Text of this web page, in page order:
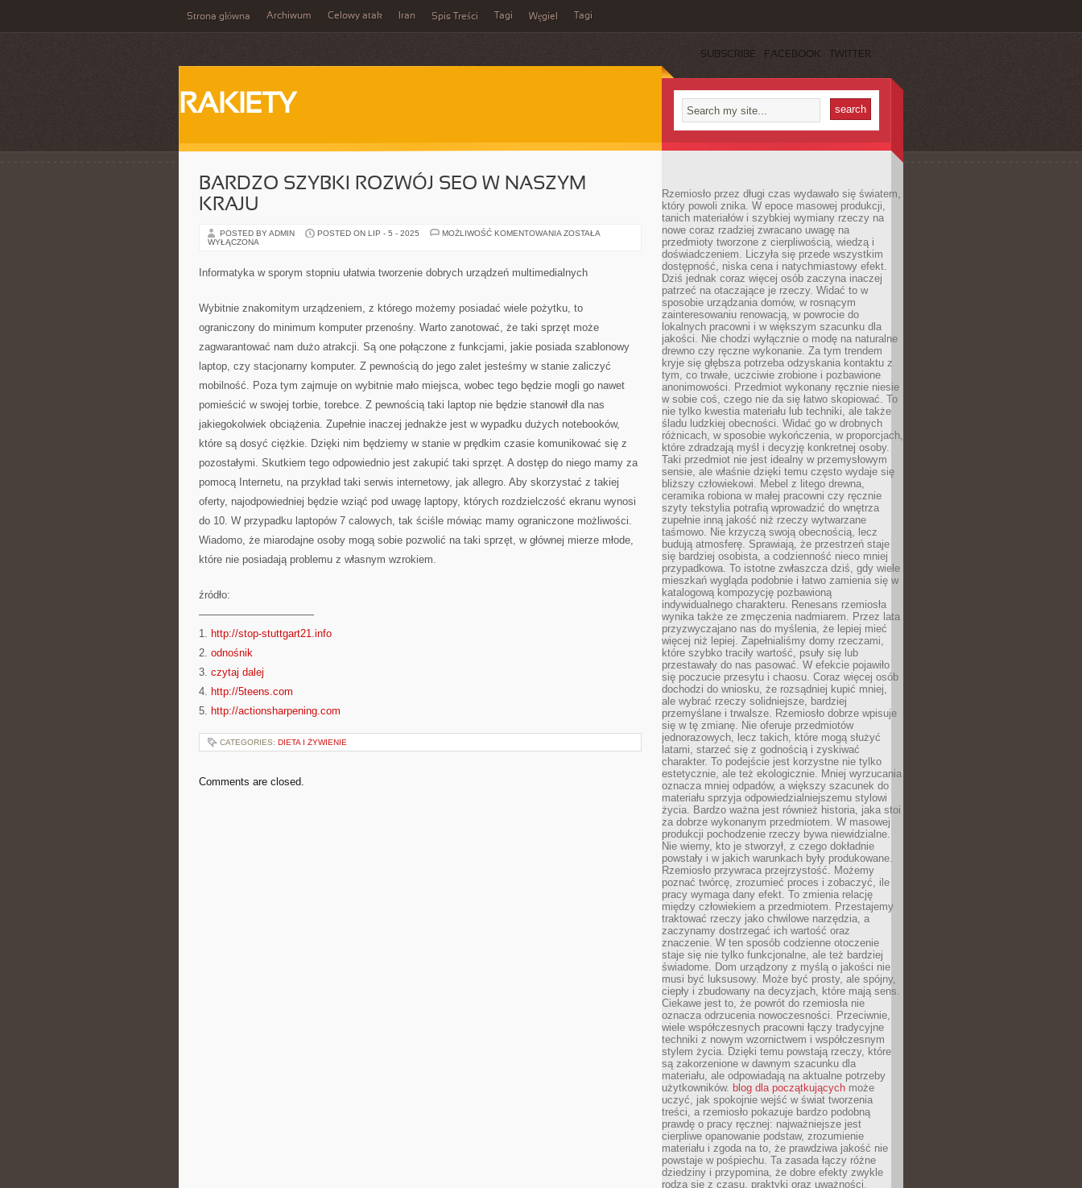
Strona główna Archiwum Celowy atak Iran Spis Treści Tagi Węgiel Tagi
SUBSCRIBE FACEBOOK TWITTER
RAKIETY
BARDZO SZYBKI ROZWÓJ SEO W NASZYM
KRAJU
POSTED BY ADMIN POSTED ON LIP - 5 - 2025 MOŻLIWOŚĆ KOMENTOWANIA BARDZO
W
NASZYM
ZOSTAŁA
WYŁĄCZONA
Informatyka w sporym stopniu ułatwia tworzenie dobrych urządzeń multimedialnych
Wybitnie znakomitym urządzeniem, z którego możemy posiadać wiele pożytku, to
ograniczony do minimum komputer przenośny. Warto zanotować, że taki sprzęt może
zagwarantować nam dużo atrakcji. Są one połączone z funkcjami, jakie posiada szablonowy
laptop, czy stacjonarny komputer. Z pewnością do jego zalet jesteśmy w stanie zaliczyć
mobilność. Poza tym zajmuje on wybitnie mało miejsca, wobec tego będzie mogli go nawet
pomieścić w swojej torbie, torebce. Z pewnością taki laptop nie będzie stanowił dla nas
jakiegokolwiek obciążenia. Zupełnie inaczej jednakże jest w wypadku dużych notebooków,
które są dosyć ciężkie. Dzięki nim będziemy w stanie w prędkim czasie komunikować się z
pozostałymi. Skutkiem tego odpowiednio jest zakupić taki sprzęt. A dostęp do niego mamy za
pomocą Internetu, na przykład taki serwis internetowy, jak allegro. Aby skorzystać z takiej
oferty, najodpowiedniej będzie wziąć pod uwagę laptopy, których rozdzielczość ekranu wynosi
do 10. W przypadku laptopów 7 calowych, tak ściśle mówiąc mamy ograniczone możliwości.
Wiadomo, że miarodajne osoby mogą sobie pozwolić na taki sprzęt, w głównej mierze młode,
które nie posiadają problemu z własnym wzrokiem.
źródło:
———————————
1. http://stop-stuttgart21.info
2. odnośnik
3. czytaj dalej
4. http://5teens.com
5. http://actionsharpening.com
CATEGORIES: DIETA I ŻYWIENIE
Comments are closed.
Rzemiosło przez długi czas wydawało się światem,
który powoli znika. W epoce masowej produkcji,
tanich materiałów i szybkiej wymiany rzeczy na
nowe coraz rzadziej zwracano uwagę na
przedmioty tworzone z cierpliwością, wiedzą i
doświadczeniem. Liczyła się przede wszystkim
dostępność, niska cena i natychmiastowy efekt.
Dziś jednak coraz więcej osób zaczyna inaczej
patrzeć na otaczające je rzeczy. Widać to w
sposobie urządzania domów, w rosnącym
zainteresowaniu renowacją, w powrocie do
lokalnych pracowni i w większym szacunku dla
jakości. Nie chodzi wyłącznie o modę na naturalne
drewno czy ręczne wykonanie. Za tym trendem
kryje się głębsza potrzeba odzyskania kontaktu z
tym, co trwałe, uczciwie zrobione i pozbawione
anonimowości. Przedmiot wykonany ręcznie niesie
w sobie coś, czego nie da się łatwo skopiować. To
nie tylko kwestia materiału lub techniki, ale także
śladu ludzkiej obecności. Widać go w drobnych
różnicach, w sposobie wykończenia, w proporcjach,
które zdradzają myśl i decyzję konkretnej osoby.
Taki przedmiot nie jest idealny w przemysłowym
sensie, ale właśnie dzięki temu często wydaje się
bliższy człowiekowi. Mebel z litego drewna,
ceramika robiona w małej pracowni czy ręcznie
szyty tekstylia potrafią wprowadzić do wnętrza
zupełnie inną jakość niż rzeczy wytwarzane
taśmowo. Nie krzyczą swoją obecnością, lecz
budują atmosferę. Sprawiają, że przestrzeń staje
się bardziej osobista, a codzienność nieco mniej
przypadkowa. To istotne zwłaszcza dziś, gdy wiele
mieszkań wygląda podobnie i łatwo zamienia się w
katalogową kompozycję pozbawioną
indywidualnego charakteru. Renesans rzemiosła
wynika także ze zmęczenia nadmiarem. Przez lata
przyzwyczajano nas do myślenia, że lepiej mieć
więcej niż lepiej. Zapełnialiśmy domy rzeczami,
które szybko traciły wartość, psuły się lub
przestawały do nas pasować. W efekcie pojawiło
się poczucie przesytu i chaosu. Coraz więcej osób
dochodzi do wniosku, że rozsądniej kupić mniej,
ale wybrać rzeczy solidniejsze, bardziej
przemyślane i trwalsze. Rzemiosło dobrze wpisuje
się w tę zmianę. Nie oferuje przedmiotów
jednorazowych, lecz takich, które mogą służyć
latami, starzeć się z godnością i zyskiwać
charakter. To podejście jest korzystne nie tylko
estetycznie, ale też ekologicznie. Mniej wyrzucania
oznacza mniej odpadów, a większy szacunek do
materiału sprzyja odpowiedzialniejszemu stylowi
życia. Bardzo ważna jest również historia, jaka stoi
za dobrze wykonanym przedmiotem. W masowej
produkcji pochodzenie rzeczy bywa niewidzialne.
Nie wiemy, kto je stworzył, z czego dokładnie
powstały i w jakich warunkach były produkowane.
Rzemiosło przywraca przejrzystość. Możemy
poznać twórcę, zrozumieć proces i zobaczyć, ile
pracy wymaga dany efekt. To zmienia relację
między człowiekiem a przedmiotem. Przestajemy
traktować rzeczy jako chwilowe narzędzia, a
zaczynamy dostrzegać ich wartość oraz
znaczenie. W ten sposób codzienne otoczenie
staje się nie tylko funkcjonalne, ale też bardziej
świadome. Dom urządzony z myślą o jakości nie
musi być luksusowy. Może być prosty, ale spójny,
ciepły i zbudowany na decyzjach, które mają sens.
Ciekawe jest to, że powrót do rzemiosła nie
oznacza odrzucenia nowoczesności. Przeciwnie,
wiele współczesnych pracowni łączy tradycyjne
techniki z nowym wzornictwem i współczesnym
stylem życia. Dzięki temu powstają rzeczy, które
są zakorzenione w dawnym szacunku dla
materiału, ale odpowiadają na aktualne potrzeby
użytkowników. blog dla początkujących może
uczyć, jak spokojnie wejść w świat tworzenia
treści, a rzemiosło pokazuje bardzo podobną
prawdę o pracy ręcznej: najważniejsze jest
cierpliwe opanowanie podstaw, zrozumienie
materiału i zgoda na to, że prawdziwa jakość nie
powstaje w pośpiechu. Ta zasada łączy różne
dziedziny i przypomina, że dobre efekty zwykle
rodzą się z czasu, praktyki oraz uważności.